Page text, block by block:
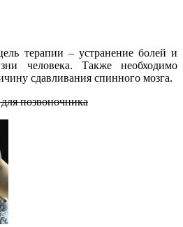
терапии – устранение болей и
человека. Также необходимо
сдавливания спинного мозга.
позвоночника